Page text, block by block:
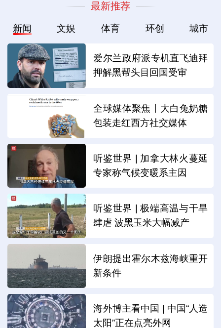
最新推荐
新闻 文娱 体育 环创 城市
爱尔兰政府派专机直飞迪拜
押解黑帮头目回国受审
全球媒体聚焦丨大白兔奶糖
包装走红西方社交媒体
听鉴世界 | 加拿大林火蔓延
专家称气候变暖系主因
听鉴世界 | 极端高温与干旱
肆虐 波黑玉米大幅减产
伊朗提出霍尔木兹海峡重开
新条件
海外博主看中国 | 中国“人造
太阳”正在点亮外网